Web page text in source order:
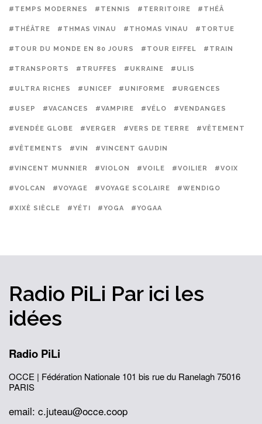
#TEMPS MODERNES #TENNIS #TERRITOIRE #THÉÂ
#THÉÂTRE #THMAS VINAU #THOMAS VINAU #TORTUE
#TOUR DU MONDE EN 80 JOURS #TOUR EIFFEL #TRAIN
#TRANSPORTS #TRUFFES #UKRAINE #ULIS
#ULTRA RICHES #UNICEF #UNIFORME #URGENCES
#USEP #VACANCES #VAMPIRE #VÉLO #VENDANGES
#VENDÉE GLOBE #VERGER #VERS DE TERRE #VÊTEMENT
#VÊTEMENTS #VIN #VINCENT GAUDIN
#VINCENT MUNNIER #VIOLON #VOILE #VOILIER #VOIX
#VOLCAN #VOYAGE #VOYAGE SCOLAIRE #WENDIGO
#XIXÈ SIÈCLE #YÉTI #YOGA #YOGAA
Radio PiLi Par ici les
idées
Radio PiLi
OCCE | Fédération Nationale 101 bis rue du Ranelagh75016
PARIS
email: c.juteau@occe.coop